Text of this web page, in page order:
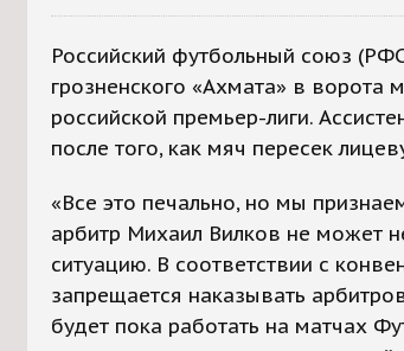
Российский футбольный союз
грозненского «Ахмата» в ворота
российской премьер-лиги.
после того, как мяч пересек
«Все это печально, но мы
арбитр Михаил Вилков не может
ситуацию. В соответствии с
запрещается наказывать
будет пока работать на матчах